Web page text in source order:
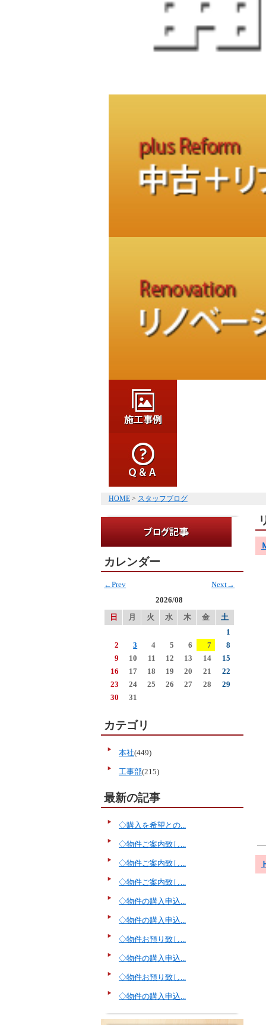
HOME> スタッフブログ
カレンダー
←Prev
Next→
2026/08
日
月 火 水 木 金
土
1
2
3 4 5 6 7
8
9
10 11 12 13 14
15
16
17 18 19 20 21
22
23
24 25 26 27 28
29
30
31
カテゴリ
本社(449)
工事部(215)
最新の記事
◇購入を希望との...
◇物件ご案内致し...
◇物件ご案内致し...
◇物件ご案内致し...
◇物件の購入申込...
◇物件の購入申込...
◇物件お預り致し...
◇物件の購入申込...
◇物件お預り致し...
◇物件の購入申込...